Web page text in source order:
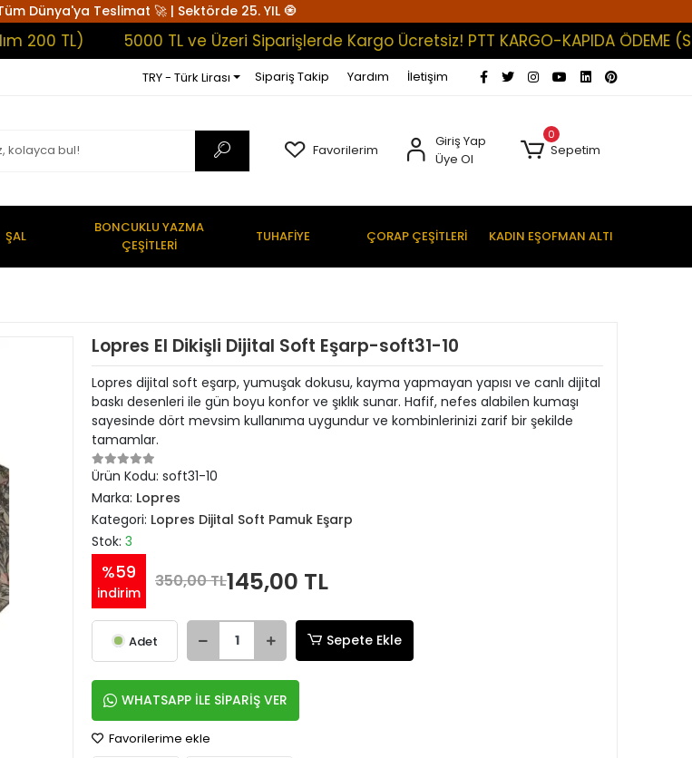
Dünya'ya Teslimat 🚀 | Sektörde 25. YIL 🧿
TL) 5000 TL ve Üzeri Siparişlerde Kargo Ücretsiz! PTT KARGO-KAPIDA ÖDEME
TRY - Türk Lirası Sipariş Takip Yardım İletişim
Favorilerim
Giriş Yap
Üye Ol
0
Sepetim
ŞAL
BONCUKLU YAZMA
ÇEŞİTLERİ
TUHAFİYE ÇORAP ÇEŞİTLERİ KADIN EŞOFMAN ALTI
Lopres El Dikişli Dijital Soft Eşarp-soft31-10
Lopres dijital soft eşarp, yumuşak dokusu, kayma yapmayan yapısı ve canlı dijital
baskı desenleri ile gün boyu konfor ve şıklık sunar. Hafif, nefes alabilen kumaşı
sayesinde dört mevsim kullanıma uygundur ve kombinlerinizi zarif bir şekilde
tamamlar.
Ürün Kodu: soft31-10
Marka: Lopres
Kategori: Lopres Dijital Soft Pamuk Eşarp
Stok: 3
%59
indirim
350,00 TL145,00 TL
Adet Sepete Ekle
WHATSAPP İLE SİPARİŞ VER
Favorilerime ekle